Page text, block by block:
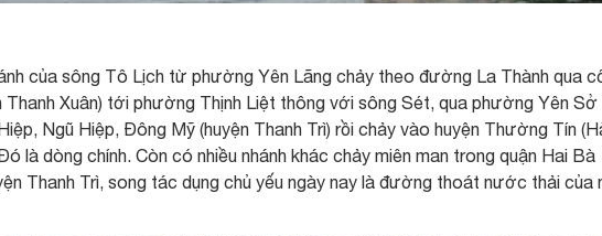
của sông Tô Lịch từ phường Yên Lãng chảy theo đường La Thành qua
Xuân) tới phường Thịnh Liệt thông với sông Sét, qua phường Yên Sở
Ngũ Hiệp, Đông Mỹ (huyện Thanh Trì) rồi chảy vào huyện Thường Tín
là dòng chính. Còn có nhiều nhánh khác chảy miên man trong quận Hai Bà
Thanh Trì, song tác dụng chủ yếu ngày nay là đường thoát nước thải của